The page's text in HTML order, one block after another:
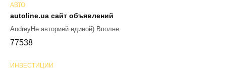
АВТО
autoline.ua сайт объявлений
AndreyНе авторией единой) Вполне
77538
ИНВЕСТИЦИИ